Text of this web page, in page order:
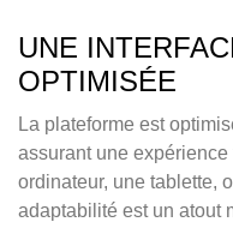
UNE
OPTIMISÉE
La plateforme est
assurant une
ordinateur, une tablette,
adaptabilité est un atout